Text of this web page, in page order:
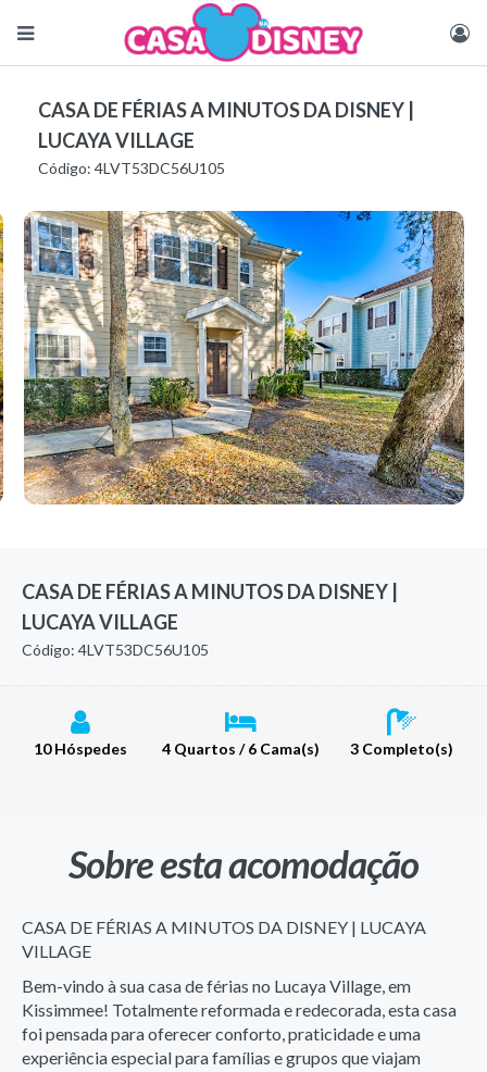
CASA DE FÉRIAS A MINUTOS DA DISNEY |
LUCAYA VILLAGE
Código: 4LVT53DC56U105
CASA DE FÉRIAS A MINUTOS DA DISNEY |
LUCAYA VILLAGE
Código: 4LVT53DC56U105
10 Hóspedes 4 Quartos / 6 Cama(s) 3 Completo(s)
Sobre esta acomodação
CASA DE FÉRIAS A MINUTOS DA DISNEY | LUCAYA
VILLAGE
Bem-vindo à sua casa de férias no Lucaya Village, em
Kissimmee! Totalmente reformada e redecorada, esta casa
foi pensada para oferecer conforto, praticidade e uma
experiência especial para famílias e grupos que viajam